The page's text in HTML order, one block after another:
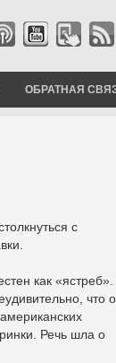
ОБРАТНАЯ
с
как
что
Речь шла о